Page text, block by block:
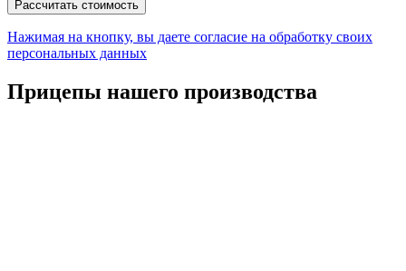
Нажимая на кнопку, вы даете согласие на обработку своих
персональных данных
Прицепы нашего производства